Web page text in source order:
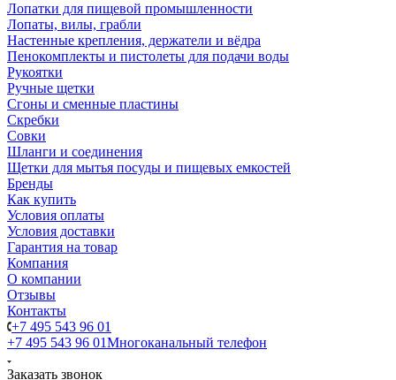
Лопатки для пищевой промышленности
Лопаты, вилы, грабли
Настенные крепления, держатели и вёдра
Пенокомплекты и пистолеты для подачи воды
Рукоятки
Ручные щетки
Сгоны и сменные пластины
Скребки
Совки
Шланги и соединения
Щетки для мытья посуды и пищевых емкостей
Бренды
Как купить
Условия оплаты
Условия доставки
Гарантия на товар
Компания
О компании
Отзывы
Контакты
+7 495 543 96 01
+7 495 543 96 01Многоканальный телефон
Заказать звонок